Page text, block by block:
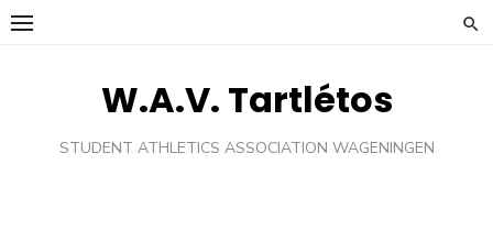
Ga
W.A.V. Tartlétos
STUDENT ATHLETICS ASSOCIATION WAGENINGEN